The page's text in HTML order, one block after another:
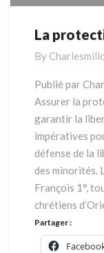
La
des
chrétiens
d’Orient
La
By
Publié par
Assurer la
garantir la
impératives
défense de la
des minorités.
François 1°,
chrétiens
Partager :